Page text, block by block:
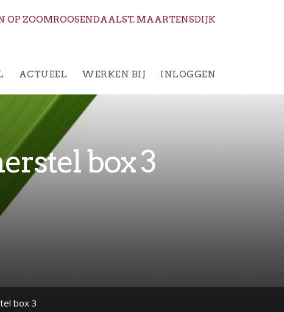
OP ZOOMROOSENDAALST. MAARTENSDIJK
ACTUEEL WERKEN BIJ INLOGGEN
box 3
box 3